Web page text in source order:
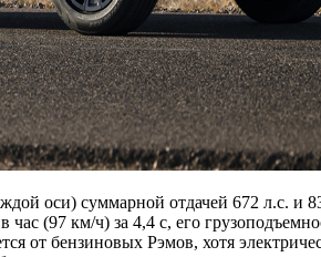
оси) суммарной отдачей 672
час (97 км/ч) за 4,4 с, его
от бензиновых Рэмов, хотя